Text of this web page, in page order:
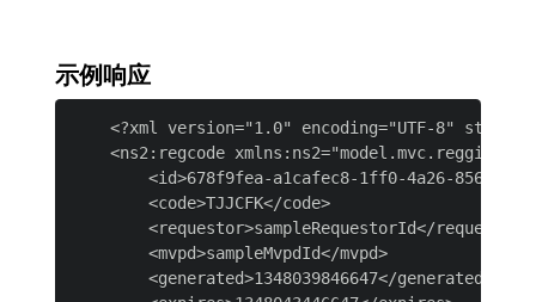
示例响应
<?xml version="1.0" encoding="UTF-8"
<ns2:regcode
<id>678f9fea-a1cafec8-1ff0-4a26-8564-
        <code>TJJCFK</code>
        <requestor>sampleRequestorId</requestor>
        <mvpd>sampleMvpdId</mvpd>
        <generated>1348039846647</generated>